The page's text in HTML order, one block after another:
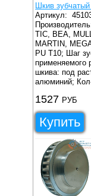
Шкив
Артикул:
TIC, BEA,
MARTIN,
PU T10; Шаг
шкива: под
алюминий;
1527 РУБ
Купить